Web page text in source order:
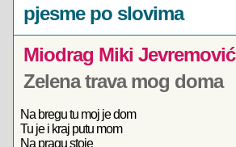
pjesme po slovima
Miodrag Miki Jevremović
Zelena trava mog doma
Na bregu tu moj je dom
Tu je i kraj putu mom
Na pragu stoje